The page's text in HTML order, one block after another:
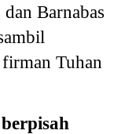
dan Barnabas
Tuhan